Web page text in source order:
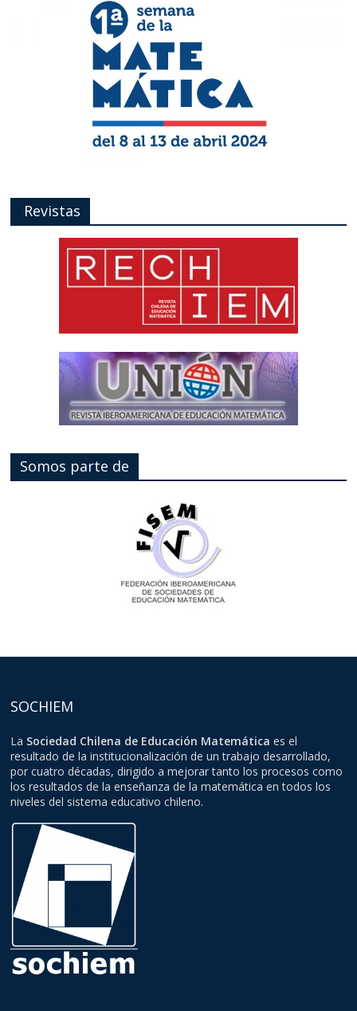
Revistas
Somos parte de
SOCHIEM
La Sociedad Chilena de Educación Matemática es el
resultado de la institucionalización de un trabajo desarrollado,
por cuatro décadas, dirigido a mejorar tanto los procesos como
los resultados de la enseñanza de la matemática en todos los
niveles del sistema educativo chileno.